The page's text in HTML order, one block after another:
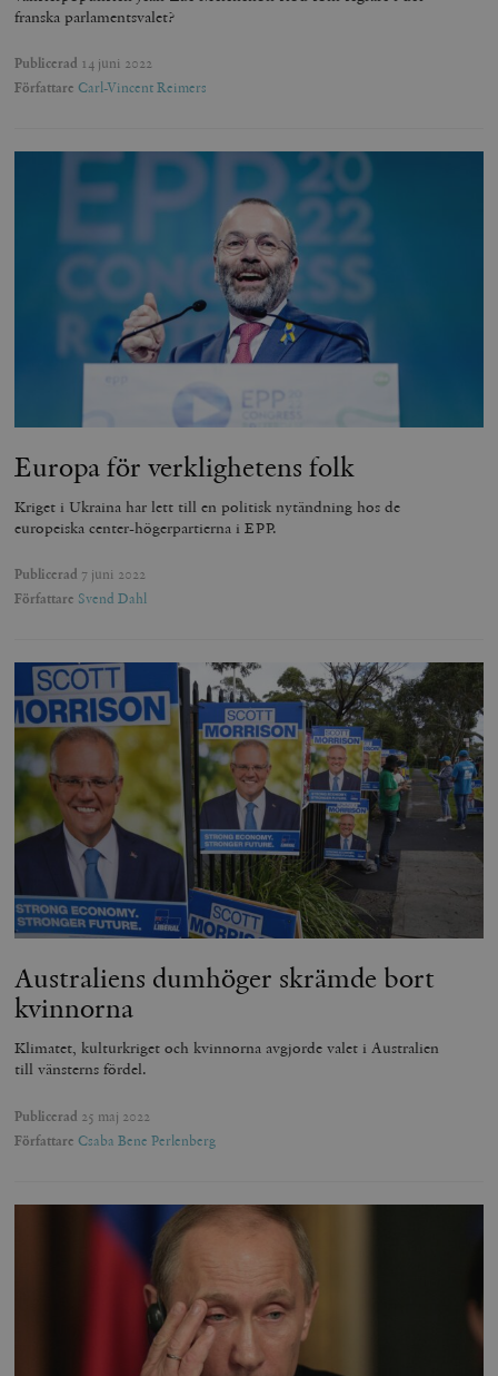
franska parlamentsvalet?
Publicerad 14 juni 2022
Författare Carl-Vincent Reimers
Europa för verklighetens folk
Kriget i Ukraina har lett till en politisk nytändning hos de
europeiska center-högerpartierna i EPP.
Publicerad 7 juni 2022
Författare Svend Dahl
Australiens dumhöger skrämde bort
kvinnorna
Klimatet, kulturkriget och kvinnorna avgjorde valet i Australien
till vänsterns fördel.
Publicerad 25 maj 2022
Författare Csaba Bene Perlenberg